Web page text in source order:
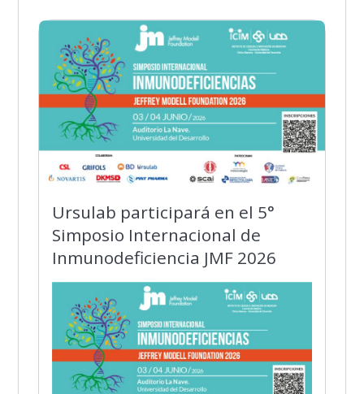
Ursulab participará en el 5°
Simposio Internacional de
Inmunodeficiencia JMF 2026